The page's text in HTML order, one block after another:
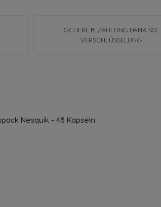
SICHERE BEZAHLUNG DANK SSL
VERSCHLÜSSELUNG
Nesquik - 48 Kapseln